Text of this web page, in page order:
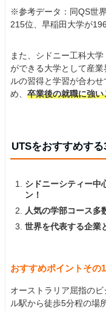
※参考データ：同QS世
215位、早稲田大学が
また、シドニー工科大
ができる大学として産
ルの習得と学習が合わ
め、 卒業後の就職に強い
UTSをおすすめす
シドニーシティー中
ン！
人気の学部コース多
世界を代表する企業
おすすめポイントその
オーストラリア屈指の
ル駅から徒歩5分程の場